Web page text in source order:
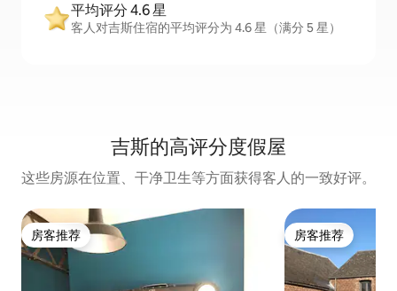
平均评分 4.6 星
客人对吉斯住宿的平均评分为 4.6 星（满分 5 星）
吉斯的高评分度假屋
这些房源在位置、干净卫生等方面获得客人的一致好评。
房客推荐
房客推荐 房客推荐
房客推荐